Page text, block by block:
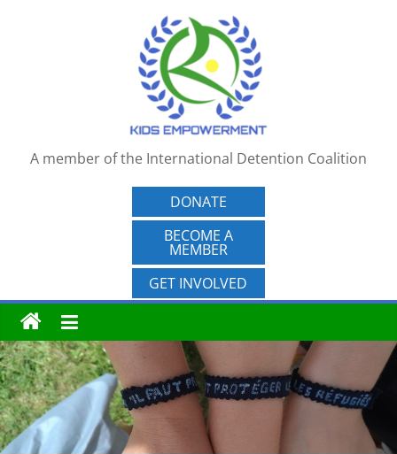
A member of the International Detention Coalition
DONATE
BECOME A
MEMBER
GET INVOLVED